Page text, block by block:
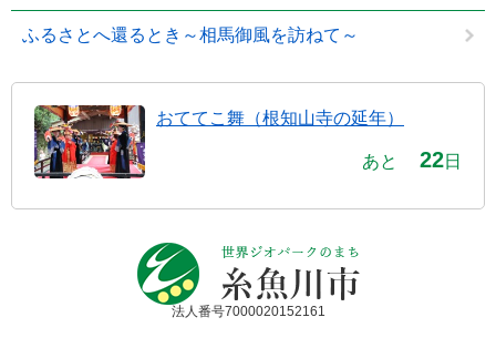
ふるさとへ還るとき～相馬御風を訪ねて～
おててこ舞（根知山寺の延年）
あと 22日
法人番号7000020152161